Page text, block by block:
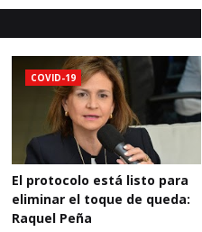
COVID-19
El protocolo está listo para
eliminar el toque de queda:
Raquel Peña